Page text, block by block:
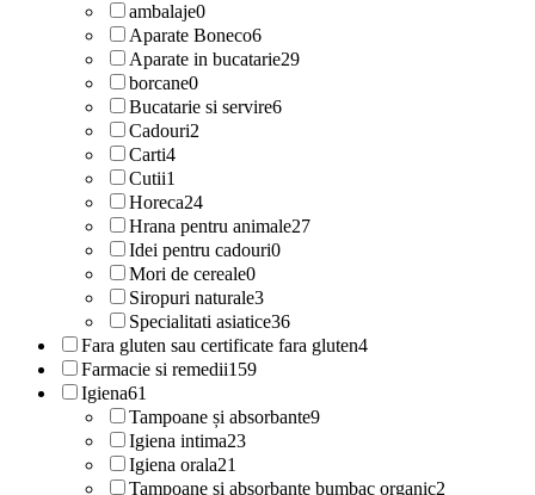
ambalaje0
Aparate Boneco6
Aparate in bucatarie29
borcane0
Bucatarie si servire6
Cadouri2
Carti4
Cutii1
Horeca24
Hrana pentru animale27
Idei pentru cadouri0
Mori de cereale0
Siropuri naturale3
Specialitati asiatice36
Fara gluten sau certificate fara gluten4
Farmacie si remedii159
Igiena61
Tampoane și absorbante9
Igiena intima23
Igiena orala21
Tampoane si absorbante bumbac organic2